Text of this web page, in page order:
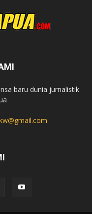
baru dunia jurnalistik